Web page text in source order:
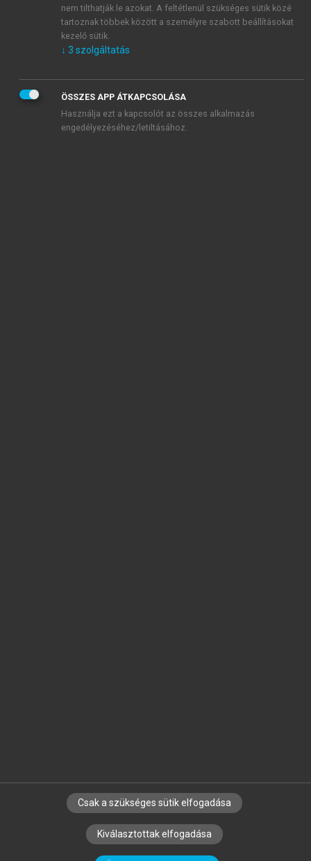
mersz.huoldalak licencszerződéseiben foglaltakat
tudomásul veszem és elfogadom.
KIPRÓBÁLOM
SZERZŐKNEK CÉGEKNEK KÖNYVTÁROSOKNAK
SZERKESZTÉSI ÉS LEKTORÁLÁSI ALAPELVEK
nem tilthatják le azokat. A feltétlenül szükséges sütik közé
tartoznak többek között a személyre szabott beállításokat
kezelő sütik.
↓ 3 szolgáltatás
ÖSSZES APP ÁTKAPCSOLÁSA
Használja ezt a kapcsolót az összes alkalmazás
engedélyezéséhez/letiltásához.
Csak a szükséges sütik elfogadása
Kiválasztottak elfogadása